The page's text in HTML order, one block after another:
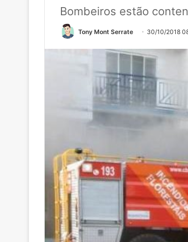
Bombeiros estão
Tony Mont Serrate 30/10/2018